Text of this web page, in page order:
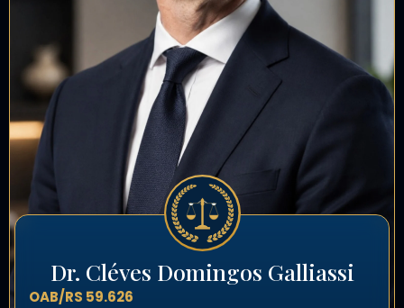
Dr. Cléves Domingos Galliassi
OAB/RS 59.626